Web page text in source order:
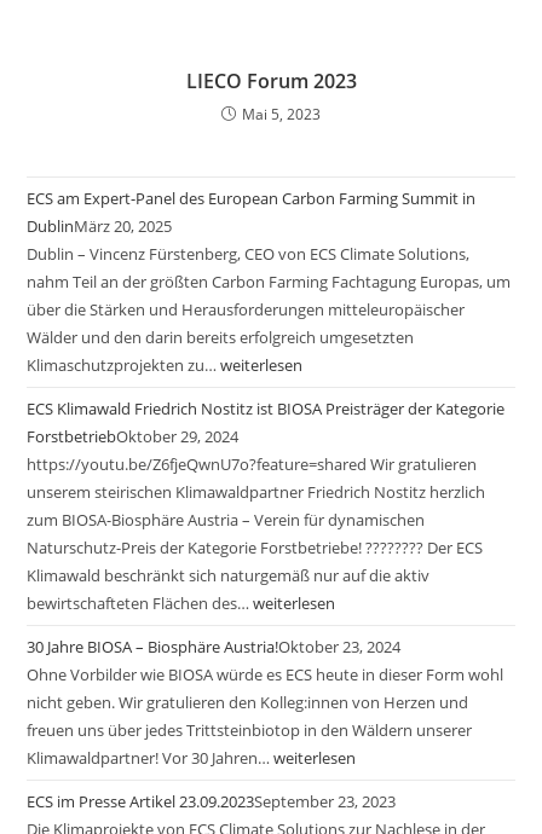
LIECO Forum 2023
Mai 5, 2023
ECS am Expert-Panel des European Carbon Farming Summit in
DublinMärz 20, 2025
Dublin – Vincenz Fürstenberg, CEO von ECS Climate Solutions,
nahm Teil an der größten Carbon Farming Fachtagung Europas, um
über die Stärken und Herausforderungen mitteleuropäischer
Wälder und den darin bereits erfolgreich umgesetzten
Klimaschutzprojekten zu…weiterlesen
ECS Klimawald Friedrich Nostitz ist BIOSA Preisträger der Kategorie
ForstbetriebOktober 29, 2024
https://youtu.be/Z6fjeQwnU7o?feature=shared Wir gratulieren
unserem steirischen Klimawaldpartner Friedrich Nostitz herzlich
zum BIOSA-Biosphäre Austria – Verein für dynamischen
Naturschutz-Preis der Kategorie Forstbetriebe! ???????? Der ECS
Klimawald beschränkt sich naturgemäß nur auf die aktiv
bewirtschafteten Flächen des…weiterlesen
30 Jahre BIOSA – Biosphäre Austria!Oktober 23, 2024
Ohne Vorbilder wie BIOSA würde es ECS heute in dieser Form wohl
nicht geben. Wir gratulieren den Kolleg:innen von Herzen und
freuen uns über jedes Trittsteinbiotop in den Wäldern unserer
Klimawaldpartner! Vor 30 Jahren…weiterlesen
ECS im Presse Artikel 23.09.2023September 23, 2023
Die Klimaprojekte von ECS Climate Solutions zur Nachlese in der